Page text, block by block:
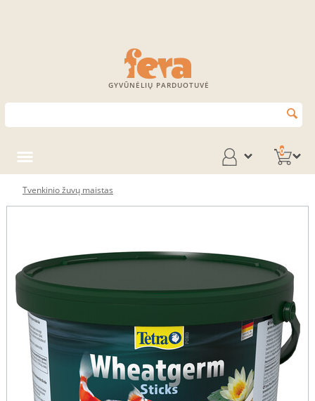
GYVŪNĖLIŲ PARDUOTUVĖ
0
Tvenkinio žuvų maistas